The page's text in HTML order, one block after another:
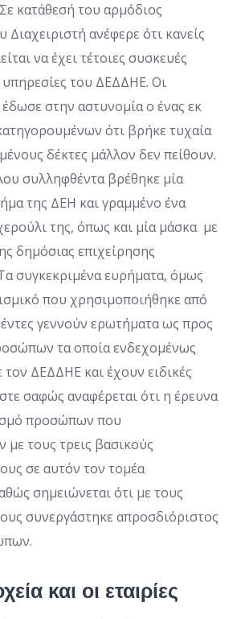
κατάθεσή του αρμόδιος
Διαχειριστή ανέφερε ότι κανείς
να έχει τέτοιες συσκευές
του ΔΕΔΔΗΕ. Οι
στην αστυνομία ο ένας εκ
ότι βρήκε τυχαία
δέκτες μάλλον δεν πείθουν.
συλληφθέντα βρέθηκε μία
της ΔΕΗ και γραμμένο ένα
της, όπως και μία μάσκα με
δημόσιας επιχείρησης
συγκεκριμένα ευρήματα, όμως
που χρησιμοποιήθηκε από
γεννούν ερωτήματα ως προς
τα οποία ενδεχομένως
τον ΔΕΔΔΗΕ και έχουν ειδικές
σαφώς αναφέρεται ότι η έρευνα
προσώπων που
με τους τρεις βασικούς
σε αυτόν τον τομέα
σημειώνεται ότι με τους
συνεργάστηκε απροσδιόριστος
και οι εταιρίες